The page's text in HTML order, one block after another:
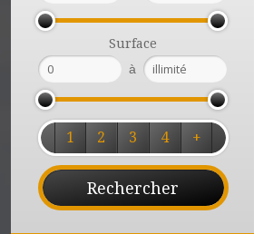
Surface
à
1 2 3 4 +